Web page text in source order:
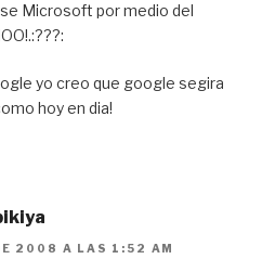
Microsoft por medio del
yo creo que google segira
hoy en dia!
2008 A LAS 1:52 AM